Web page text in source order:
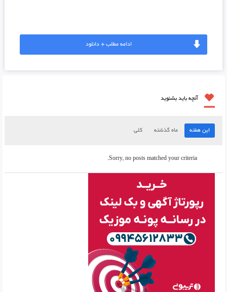
ادامه مطلب + دانلود
آنچه باید بشنوید
این هفته ماه گذشته کلی
Sorry, no posts matched your criteria.